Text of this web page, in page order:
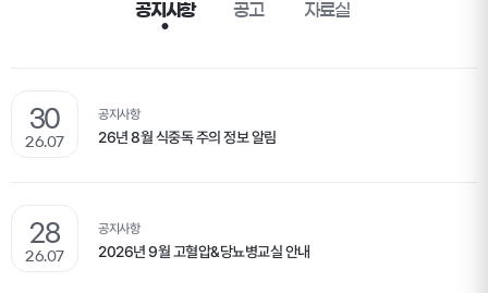
공지사항
공지사항
26년 8월 식중독 주의 정보 알림
30
26.07
공지사항
2026년 9월 고혈압&당뇨병교실 안내
28
26.07
공고 자료실